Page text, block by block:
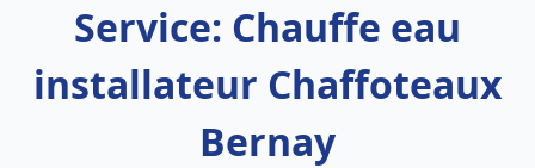
Service: Chauffe eau
installateur Chaffoteaux
Bernay